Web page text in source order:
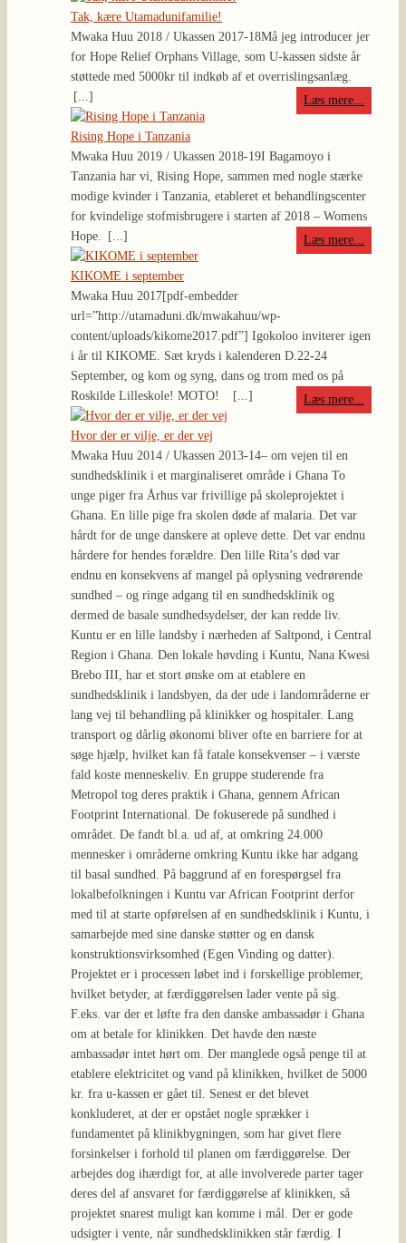
Tak, kære Utamadunifamilie!
Mwaka Huu 2018 / Ukassen 2017-18Må jeg introducer jer
for Hope Relief Orphans Village, som U-kassen sidste år
støttede med 5000kr til indkøb af et overrislingsanlæg.
[...]
Læs mere...
Rising Hope i Tanzania
Mwaka Huu 2019 / Ukassen 2018-19I Bagamoyo i
Tanzania har vi, Rising Hope, sammen med nogle stærke
modige kvinder i Tanzania, etableret et behandlingscenter
for kvindelige stofmisbrugere i starten af 2018 – Womens
Hope.
[...] Læs mere...
KIKOME i september
Mwaka Huu 2017[pdf-embedder
url=”http://utamaduni.dk/mwakahuu/wp-
content/uploads/kikome2017.pdf”] Igokoloo inviterer igen
i år til KIKOME. Sæt kryds i kalenderen D.22-24
September, og kom og syng, dans og trom med os på
Roskilde Lilleskole! MOTO!
[...] Læs mere...
Hvor der er vilje, er der vej
Mwaka Huu 2014 / Ukassen 2013-14– om vejen til en
sundhedsklinik i et marginaliseret område i Ghana To
unge piger fra Århus var frivillige på skoleprojektet i
Ghana. En lille pige fra skolen døde af malaria. Det var
hårdt for de unge danskere at opleve dette. Det var endnu
hårdere for hendes forældre. Den lille Rita’s død var
endnu en konsekvens af mangel på oplysning vedrørende
sundhed – og ringe adgang til en sundhedsklinik og
dermed de basale sundhedsydelser, der kan redde liv.
Kuntu er en lille landsby i nærheden af Saltpond, i Central
Region i Ghana. Den lokale høvding i Kuntu, Nana Kwesi
Brebo III, har et stort ønske om at etablere en
sundhedsklinik i landsbyen, da der ude i landområderne er
lang vej til behandling på klinikker og hospitaler. Lang
transport og dårlig økonomi bliver ofte en barriere for at
søge hjælp, hvilket kan få fatale konsekvenser – i værste
fald koste menneskeliv. En gruppe studerende fra
Metropol tog deres praktik i Ghana, gennem African
Footprint International. De fokuserede på sundhed i
området. De fandt bl.a. ud af, at omkring 24.000
mennesker i områderne omkring Kuntu ikke har adgang
til basal sundhed. På baggrund af en forespørgsel fra
lokalbefolkningen i Kuntu var African Footprint derfor
med til at starte opførelsen af en sundhedsklinik i Kuntu, i
samarbejde med sine danske støtter og en dansk
konstruktionsvirksomhed (Egen Vinding og datter).
Projektet er i processen løbet ind i forskellige problemer,
hvilket betyder, at færdiggørelsen lader vente på sig.
F.eks. var der et løfte fra den danske ambassadør i Ghana
om at betale for klinikken. Det havde den næste
ambassadør intet hørt om. Der manglede også penge til at
etablere elektricitet og vand på klinikken, hvilket de 5000
kr. fra u-kassen er gået til. Senest er det blevet
konkluderet, at der er opstået nogle sprækker i
fundamentet på klinikbygningen, som har givet flere
forsinkelser i forhold til planen om færdiggørelse. Der
arbejdes dog ihærdigt for, at alle involverede parter tager
deres del af ansvaret for færdiggørelse af klinikken, så
projektet snarest muligt kan komme i mål. Der er gode
udsigter i vente, når sundhedsklinikken står færdig. I